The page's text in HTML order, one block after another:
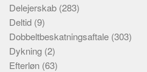
Delejerskab (283)
Deltid (9)
Dobbeltbeskatningsaftale (303)
Dykning (2)
Efterløn (63)